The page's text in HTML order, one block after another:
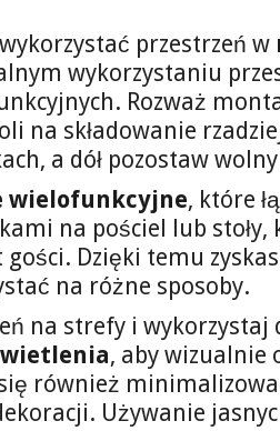
przestrzeń w
wykorzystaniu
Rozważ
na składowanie
a dół pozostaw
wielofunkcyjne, które
na pościel lub stoły,
gości. Dzięki temu
na różne sposoby.
na strefy i wykorzystaj
, aby wizualnie
również
Używanie